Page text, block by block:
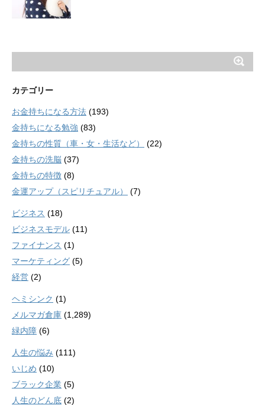
カテゴリー
お金持ちになる方法 (193)
金持ちになる勉強 (83)
金持ちの性質（車・女・生活など）
(22)
金持ちの洗脳 (37)
金持ちの特徴 (8)
金運アップ（スピリチュアル）
(7)
ビジネス (18)
ビジネスモデル (11)
ファイナンス (1)
マーケティング (5)
経営 (2)
ヘミシンク (1)
メルマガ倉庫 (1,289)
緑内障 (6)
人生の悩み (111)
いじめ (10)
ブラック企業 (5)
人生のどん底 (2)